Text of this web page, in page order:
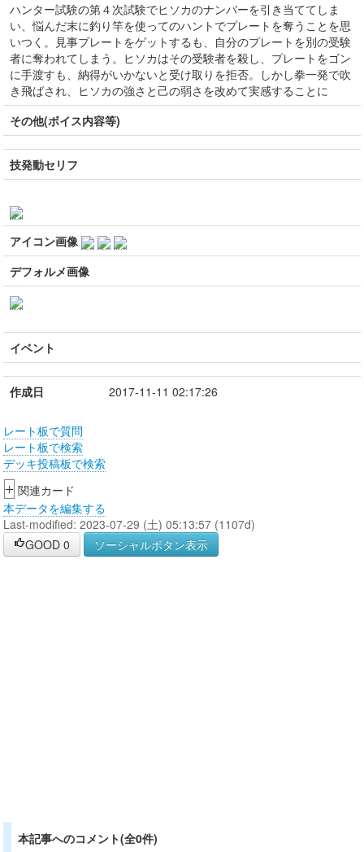
ハンター試験の第４次試験でヒソカのナンバーを引き当ててしま
い、悩んだ末に釣り竿を使ってのハントでプレートを奪うことを思
いつく。見事プレートをゲットするも、自分のプレートを別の受験
者に奪われてしまう。ヒソカはその受験者を殺し、プレートをゴン
に手渡すも、納得がいかないと受け取りを拒否。しかし拳一発で吹
き飛ばされ、ヒソカの強さと己の弱さを改めて実感することに
その他(ボイス内容等)
技発動セリフ
アイコン画像
デフォルメ画像
イベント
作成日 2017-11-11 02:17:26
レート板で質問
レート板で検索
デッキ投稿板で検索
+ 関連カード
本データを編集する
Last-modified: 2023-07-29 (土) 05:13:57 (1107d)
GOOD 0 ソーシャルボタン表示
本記事へのコメント(全0件)